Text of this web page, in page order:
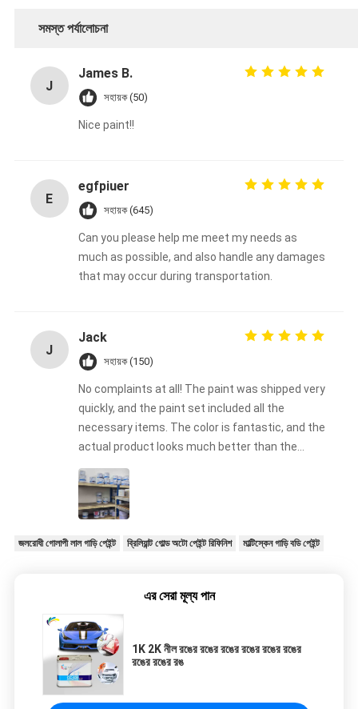
সমস্ত পর্যালোচনা
J
James B.
সহায়ক (50)
Nice paint!!
E
egfpiuer
সহায়ক (645)
Can you please help me meet my needs as
much as possible, and also handle any damages
that may occur during transportation.
J
Jack
সহায়ক (150)
No complaints at all! The paint was shipped very
quickly, and the paint set included all the
necessary items. The color is fantastic, and the
actual product looks much better than the
photos, which completely fail to capture its
charm. I will definitely make a purchase again!
This is my first time using Meklon's car paint,
and I am very happy that I chose Meklon!
জলরোধী গোলাপী লাল গাড়ি পেইন্ট ব্রিলিয়ান্ট গোল্ড অটো পেইন্ট রিফিনিশ মাল্টিস্কেন গাড়ি বডি পেইন্ট
এর সেরা মূল্য পান
1K 2K নীল রঙের রঙের রঙের রঙের রঙের রঙের
রঙের রঙের রঙ